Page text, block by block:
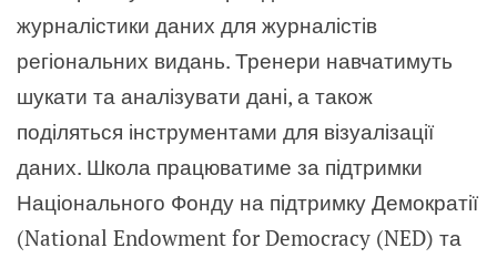
журналістики даних для журналістів
регіональних видань. Тренери навчатимуть
шукати та аналізувати дані, а також
поділяться інструментами для візуалізації
даних. Школа працюватиме за підтримки
Національного Фонду на підтримку Демократії
(National Endowment for Democracy (NED) та